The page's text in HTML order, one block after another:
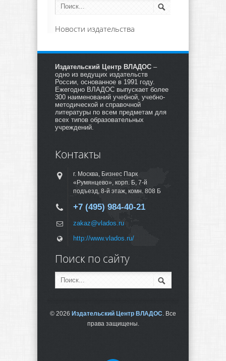
Новости издательства
Издательский Центр ВЛАДОС –
одно из ведущих издательств
России, основанное в 1991 году.
Ежегодно ВЛАДОС выпускает более
300 наименований учебной, учебно-
методической и справочной
литературы по всем предметам для
всех типов образовательных
учреждений.
Контакты
г. Москва, Бизнес Парк
«Румянцево», корп. Б, 7-й
подъезд, 8-й этаж, комн. 808 Б
+7 (495) 984-40-21
zakaz@vlados.ru
http://www.vlados.ru/
Поиск по сайту
© 2026 Издательский Центр ВЛАДОС . Все
права защищены.